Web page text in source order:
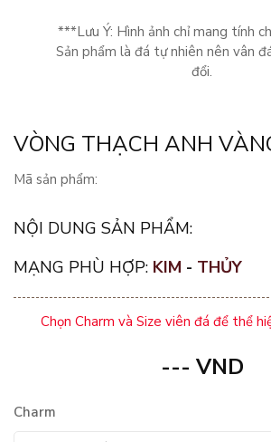
***Lưu Ý: Hình ảnh chỉ mang tính
Sản phẩm là đá tự nhiên nên vân
đổi.
VÒNG THẠCH ANH
Mã sản phẩm:
NỘI DUNG SẢN PHẨM:
MẠNG PHÙ HỢP: KIM - THỦY
Chọn Charm và Size viên đá để thể
--- VND
Charm